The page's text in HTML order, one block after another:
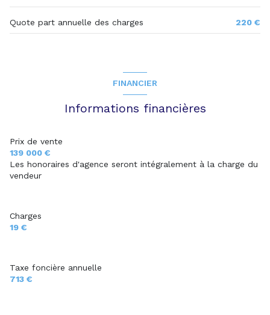
Quote part annuelle des charges 220 €
FINANCIER
Informations financières
Prix de vente
139 000 €
Les honoraires d'agence seront intégralement à la charge du
vendeur
Charges
19 €
Taxe foncière annuelle
713 €